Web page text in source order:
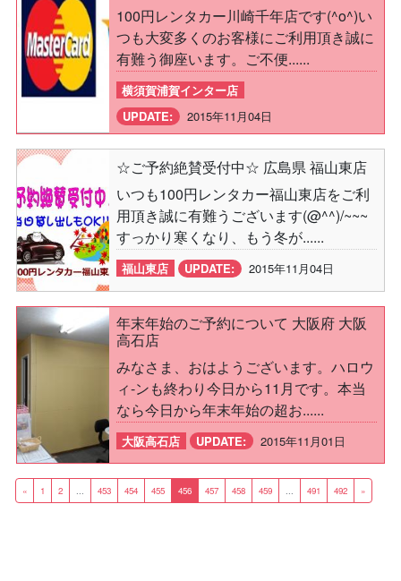
100円レンタカー川崎千年店です(^o^)い
つも大変多くのお客様にご利用頂き誠に
有難う御座います。ご不便......
横須賀浦賀インター店
UPDATE:
2015年11月04日
☆ご予約絶賛受付中☆ 広島県 福山東店
いつも100円レンタカー福山東店をご利
用頂き誠に有難うございます(@^^)/~~~
すっかり寒くなり、もう冬が......
福山東店 UPDATE: 2015年11月04日
年末年始のご予約について 大阪府 大阪
高石店
みなさま、おはようございます。ハロウ
ィ-ンも終わり今日から11月です。本当
なら今日から年末年始の超お......
大阪高石店 UPDATE: 2015年11月01日
« 1 2 ... 453 454 455 456 457 458 459 ... 491 492 »